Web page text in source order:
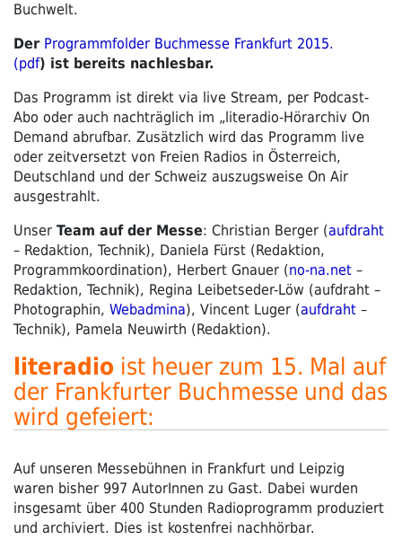
Buchwelt.
Der Programmfolder Buchmesse Frankfurt 2015.
(pdf) ist bereits nachlesbar.
Das Programm ist direkt via live Stream, per Podcast-
Abo oder auch nachträglich im „literadio-Hörarchiv On
Demand abrufbar. Zusätzlich wird das Programm live
oder zeitversetzt von Freien Radios in Österreich,
Deutschland und der Schweiz auszugsweise On Air
ausgestrahlt.
Unser Team auf der Messe: Christian Berger (aufdraht
– Redaktion, Technik), Daniela Fürst (Redaktion,
Programmkoordination), Herbert Gnauer (no-na.net –
Redaktion, Technik), Regina Leibetseder-Löw (aufdraht –
Photographin, Webadmina), Vincent Luger (aufdraht –
Technik), Pamela Neuwirth (Redaktion).
literadio ist heuer zum 15. Mal auf
der Frankfurter Buchmesse und das
wird gefeiert:
Auf unseren Messebühnen in Frankfurt und Leipzig
waren bisher 997 AutorInnen zu Gast. Dabei wurden
insgesamt über 400 Stunden Radioprogramm produziert
und archiviert. Dies ist kostenfrei nachhörbar.